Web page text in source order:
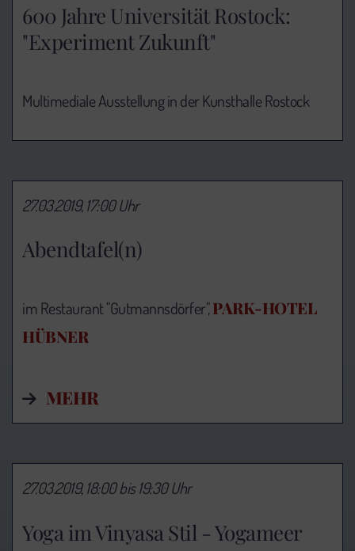
600 Jahre Universität Rostock:
"Experiment Zukunft"
Multimediale Ausstellung in der Kunsthalle Rostock
Abendtafel(n)
27.03.2019, 17:00 Uhr
im Restaurant "Gutmannsdörfer",PARK-HOTEL
HÜBNER
MEHR
Yoga im Vinyasa Stil - Yogameer
27.03.2019, 18:00 bis 19:30 Uhr